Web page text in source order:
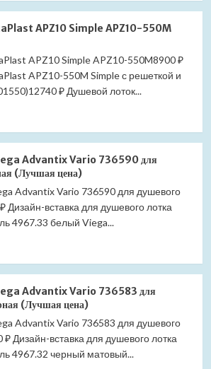
APZ10 Simple APZ10-550M
APZ10 Simple APZ10-550M8900 ₽
APZ10-550M Simple с решеткой и
₽ Душевой лоток...
Advantix Vario 736590 для
(Лучшая цена)
Advantix Vario 736590 для душевого
Дизайн-вставка для душевого лотка
4967.33 белый Viega...
Advantix Vario 736583 для
(Лучшая цена)
Advantix Vario 736583 для душевого
₽ Дизайн-вставка для душевого лотка
4967.32 черный матовый...